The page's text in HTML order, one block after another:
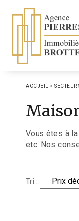
ACCUEIL >
Vous êtes à
etc. Nos
Tri :